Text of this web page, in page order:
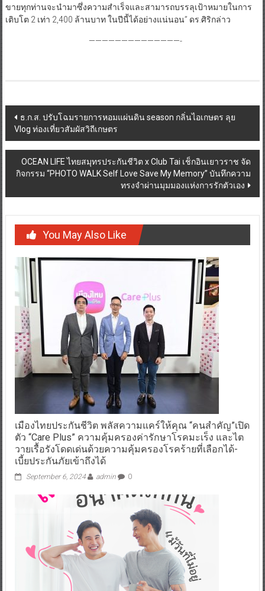
ขายทุกท่านจะนำมาซึ่งความสำเร็จและสามารถบรรลุเป้าหมายในการ
เติบโต 2 เท่า 2,400 ล้านบาท ในปีนี้ได้อย่างแน่นอน” ดร.ศิริกล่าว
——————————————-
Post
navigation
ธ.ก.ส. ปรับโฉมรายการหอมแผ่นดิน season กลิ่นไอเกษตร ลุย
Vlog ท่องเที่ยวสัมผัสวิถีเกษตร
OCEAN LIFE ไทยสมุทรประกันชีวิต x Club Tai เช็กอินเยาวราช จัด
กิจกรรม “PHOTO WALK Self Love Save My Memory” บันทึกความ
ทรงจำผ่านมุมมองแห่งการรักตัวเอง
You May Also Like
เมืองไทยประกันชีวิต พลัสความแคร์ให้คุณ “คนสำคัญ”เปิด
ตัว “Care Plus” ความคุ้มครองค่ารักษาโรคมะเร็ง และไต
วายเรื้อรังโดดเด่นด้วยความคุ้มครองโรคร้ายที่เลือกได้-
เบี้ยประกันภัยเข้าถึงได้
September 6, 2024 admin 0